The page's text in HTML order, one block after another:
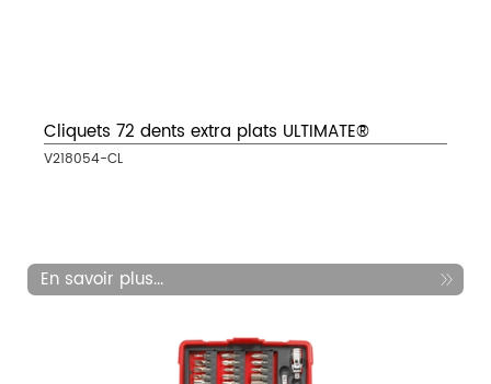
Cliquets 72 dents extra plats ULTIMATE®
V218054-CL
En savoir plus...